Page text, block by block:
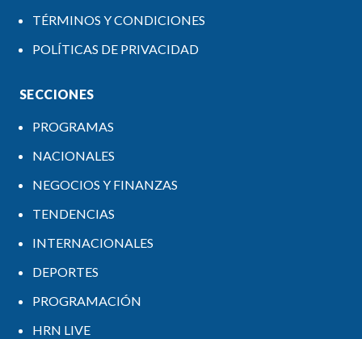
TÉRMINOS Y CONDICIONES
POLÍTICAS DE PRIVACIDAD
SECCIONES
PROGRAMAS
NACIONALES
NEGOCIOS Y FINANZAS
TENDENCIAS
INTERNACIONALES
DEPORTES
PROGRAMACIÓN
HRN LIVE